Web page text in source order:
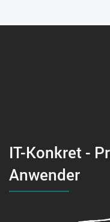
IT-Konkret -
Anwender